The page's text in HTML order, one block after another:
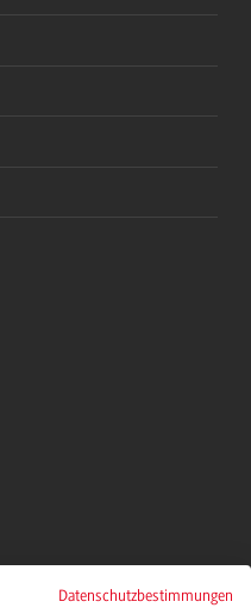
Datenschutzbestimmungen